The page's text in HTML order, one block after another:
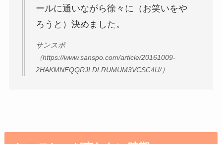
ールに通いながら徐々に（お笑いをや
ろうと）決めました。
サンスポ
（https://www.sanspo.com/article/20161009-
2HAKMNFQQRJLDLRUMUM3VCSC4U/）